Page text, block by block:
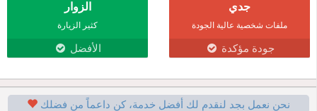
جدي
ملفات شخصية عالية الجودة
جودة مؤكدة
الزوار
كثير الزيارة
الأفضل
نحن نعمل بجد لنقدم لك أفضل خدمة، كن داعماً من فضلك